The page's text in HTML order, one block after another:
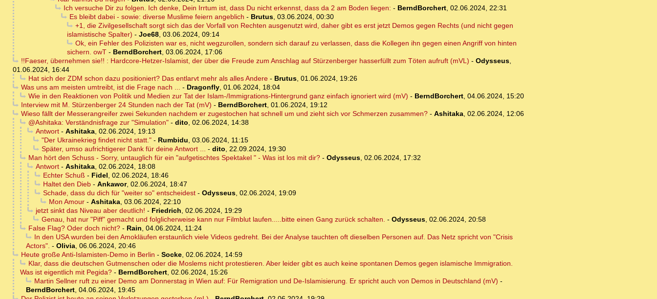
Ich versuche Dir zu folgen. Ich denke, Dein Irrtum ist, dass Du nicht erkennst, dass da 2 am Boden liegen: - BerndBorchert, 02.06.2024, 22:31
Es bleibt dabei - sowie: diverse Muslime feiern angeblich - Brutus, 03.06.2024, 00:30
+1, die Zivilgesellschaft sorgt sich das der Vorfall von Rechten ausgenutzt wird, daher gibt es erst jetzt Demos gegen Rechts (und nicht gegen
islamistische Spalter) - Joe68, 03.06.2024, 09:14
Ok, ein Fehler des Polizisten war es, nicht wegzurollen, sondern sich darauf zu verlassen, dass die Kollegen ihn gegen einen Angriff von hinten
sichern. owT - BerndBorchert, 03.06.2024, 17:06
!!Faeser, übernehmen sie!! : Hardcore-Hetzer-Islamist, der über die Freude zum Anschlag auf Stürzenberger hasserfüllt zum Töten aufruft (mVL) - Odysseus,
01.06.2024, 16:44
Hat sich der ZDM schon dazu positioniert? Das entlarvt mehr als alles Andere- Brutus, 01.06.2024, 19:26
Was uns am meisten umtreibt, ist die Frage nach ... - Dragonfly, 01.06.2024, 18:04
Wie in den Reaktionen von Politik und Medien zur Tat der Islam-/Immigrations-Hintergrund ganz einfach ignoriert wird (mV) - BerndBorchert, 04.06.2024, 15:20
Interview mit M. Stürzenberger 24 Stunden nach der Tat (mV) - BerndBorchert, 01.06.2024, 19:12
Wieso fällt der Messerangreifer zwei Sekunden nachdem er zugestochen hat schnell um und zieht sich vor Schmerzen zusammen?- Ashitaka, 02.06.2024, 12:06
@Ashitaka: Verständnisfrage zur "Simulation"- dito, 02.06.2024, 14:38
Antwort- Ashitaka, 02.06.2024, 19:13
"Der Ukrainekrieg findet nicht statt."- Rumbidu, 03.06.2024, 11:15
Später, umso aufrichtigerer Dank für deine Antwort ... - dito, 22.09.2024, 19:30
Man hört den Schuss - Sorry, untauglich für ein "aufgetischtes Spektakel " - Was ist los mit dir?- Odysseus, 02.06.2024, 17:32
Antwort- Ashitaka, 02.06.2024, 18:08
Echter Schuß - Fidel, 02.06.2024, 18:46
Haltet den Dieb- Ankawor, 02.06.2024, 18:47
Schade, dass du dich für "weiter so" entscheidest- Odysseus, 02.06.2024, 19:09
Mon Amour- Ashitaka, 03.06.2024, 22:10
jetzt sinkt das Niveau aber deutlich! - Friedrich, 02.06.2024, 19:29
Genau, hat nur "Piff" gemacht und folglicherweise kann nur Filmblut laufen.....bitte einen Gang zurück schalten. - Odysseus, 02.06.2024, 20:58
False Flag? Oder doch nicht?- Rain, 04.06.2024, 11:24
In den USA wurden bei den Amokläufen erstaunlich viele Videos gedreht. Bei der Analyse tauchten oft dieselben Personen auf. Das Netz spricht von "Crisis
Actors". - Olivia, 06.06.2024, 20:46
Heute große Anti-Islamisten-Demo in Berlin - Socke, 02.06.2024, 14:59
Klar, dass die deutschen Gutmenschen oder die Moslems nicht protestieren. Aber leider gibt es auch keine spontanen Demos gegen islamische Immigration.
Was ist eigentlich mit Pegida? - BerndBorchert, 02.06.2024, 15:26
Martin Sellner ruft zu einer Demo am Donnerstag in Wien auf: Für Remigration und De-Islamisierung. Er spricht auch von Demos in Deutschland (mV) -
BerndBorchert, 04.06.2024, 19:45